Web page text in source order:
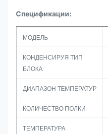
Спецификации:
МОДЕЛЬ
КОНДЕНСИРУЯ ТИП
БЛОКА
ДИАПАЗОН ТЕМПЕРАТУР
КОЛИЧЕСТВО ПОЛКИ
ТЕМПЕРАТУРА